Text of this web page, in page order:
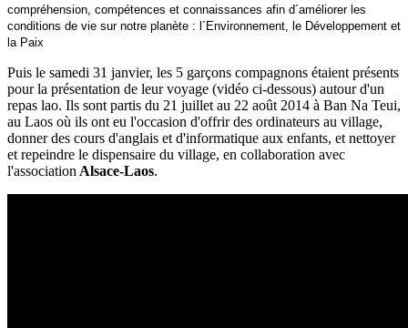
compréhension, compétences et connaissances afin d´améliorer les
conditions de vie sur notre planète : l´Environnement, le Développement et
la Paix
Puis le samedi 31 janvier, les 5 garçons compagnons étaient présents
pour la présentation de leur voyage (vidéo ci-dessous) autour d'un
repas lao. Ils sont partis du 21 juillet au 22 août 2014 à Ban Na Teui,
au Laos où ils ont eu l'occasion d'offrir des ordinateurs au village,
donner des cours d'anglais et d'informatique aux enfants, et nettoyer
et repeindre le dispensaire du village, en collaboration avec
l'association Alsace-Laos.